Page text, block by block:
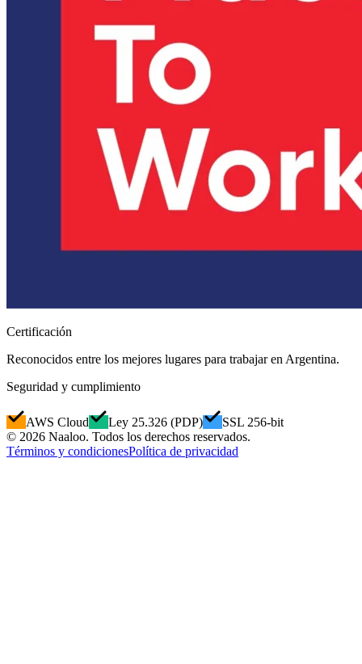
Certificación
Reconocidos entre los mejores lugares para trabajar en Argentina.
Seguridad y cumplimiento
AWS Cloud Ley 25.326 (PDP)
SSL 256-bit
© 2026 Naaloo. Todos los derechos reservados.
Términos y condicionesPolítica de privacidad